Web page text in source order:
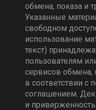
обмена, показа и
Указанные
свободном
использование
текст)
пользователям
сервисов обмена,
в соответствии с
соглашением.
и